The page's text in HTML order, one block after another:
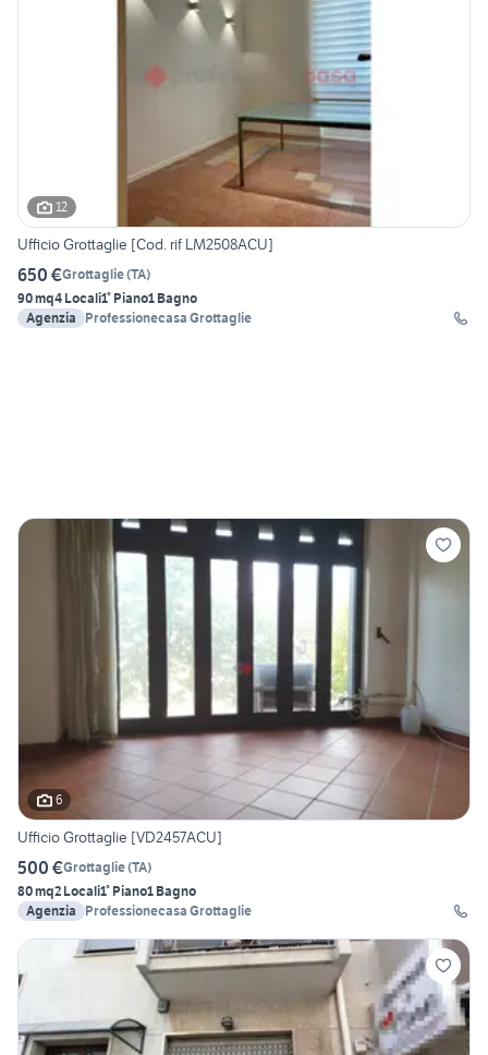
12
Ufficio Grottaglie [Cod. rif LM2508ACU]
650 €Grottaglie(TA)
90 mq4 Locali1° Piano1 Bagno
Agenzia
Professionecasa Grottaglie
6
Ufficio Grottaglie [VD2457ACU]
500 €Grottaglie(TA)
80 mq2 Locali1° Piano1 Bagno
Agenzia
Professionecasa Grottaglie